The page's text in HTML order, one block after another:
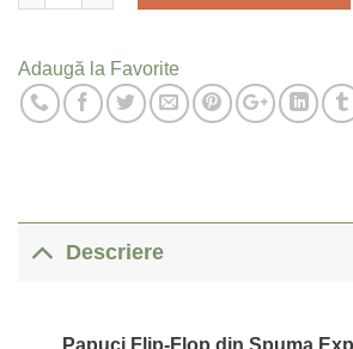
Adaugă la Favorite
Descriere
Papuci Flip-Flop din Spuma